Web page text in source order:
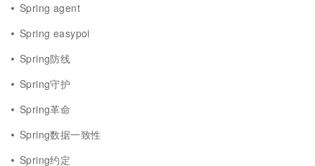
Spring agent
Spring easypoi
Spring防线
Spring守护
Spring革命
Spring数据一致性
Spring约定